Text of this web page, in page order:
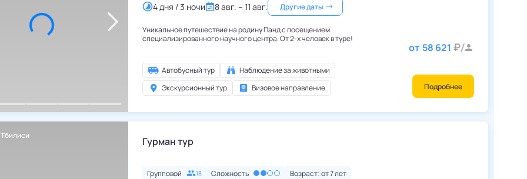
4 дня / 3 ночи 8 авг. – 11 авг. Другие даты
Уникальное путешествие на родину Панд с посещением
специализированного научного центра. От 2-х человек в туре!
Автобусный тур
Наблюдение за животными
Экскурсионный тур
Визовое направление
от 58 621
Подробнее
Тбилиси Гурман тур
Групповой 18 Сложность Возраст: от7лет